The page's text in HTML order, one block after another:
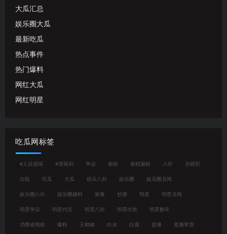
大瓜汇总
娱乐圈大瓜
最新吃瓜
热点事件
热门爆料
网红大瓜
网红明星
吃瓜网标签
#人设崩塌 #潜规则 争议 偷税 偷税漏税 八卦 关晓彤
出轨 吃瓜 大瓜 娱乐八卦 娱乐圈 娱乐圈丑闻
娱乐圈八卦 娱乐圈爆料 家暴 抄袭 明星 明星丑闻
明星争议 明星代言 明星八卦 明星出轨 明星翻车
消费者维权 爆料 王鹤棣 白冰 白鹿 直播 直播带货